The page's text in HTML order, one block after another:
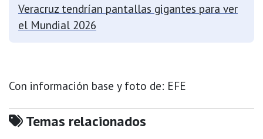
Veracruz tendrían pantallas gigantes para ver
el Mundial 2026
Con información base y foto de: EFE
Temas relacionados